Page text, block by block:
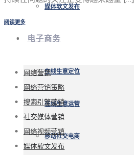
媒体软文发布
电子商务
在线生意定位
在线生意运营
移动社交电商
阅读更多
网络营销
网络营销策略
搜索引擎营销
社交媒体营销
网络视频营销
媒体软文发布